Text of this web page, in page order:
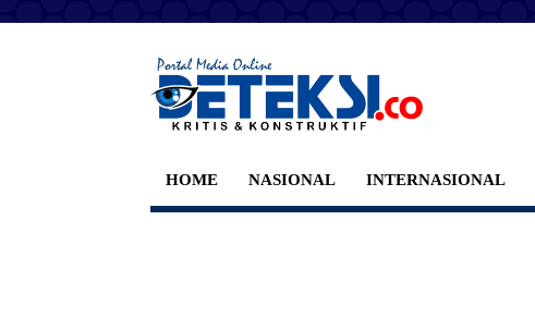
HOME NASIONAL INTERNASIONAL